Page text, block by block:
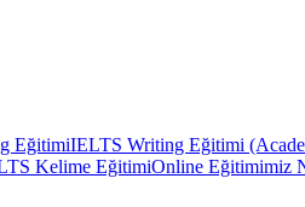
EğitimiIELTS Writing Eğitimi
Kelime EğitimiOnline Eğitimimiz